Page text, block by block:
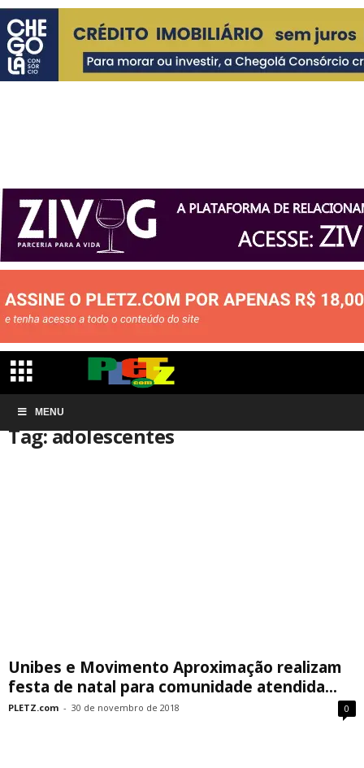
MENU
Início Tags
Tag: adolescentes
Unibes e Movimento Aproximação realizam
festa de natal para comunidade atendida...
PLETZ.com - 30 de novembro de 2018 0